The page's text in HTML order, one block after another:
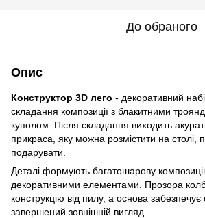
До обраного
Опис
Конструктор 3D лего - декоративний
складання композиції з блакитними
куполом. Після складання виходить
прикраса, яку можна розмістити на столі,
подарувати.
Деталі формують багатошарову
декоративними елементами. Прозора
конструкцію від пилу, а основа забезпечує
завершений зовнішній вигляд.